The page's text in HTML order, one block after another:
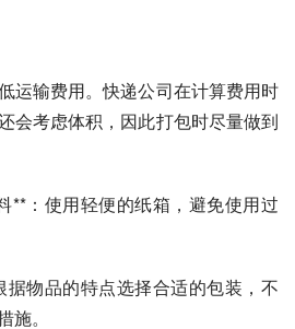
运输费用。快递公司在计算费用时
会考虑体积，因此打包时尽量做到
**：使用轻便的纸箱，避免使用过
物品的特点选择合适的包装，不
。